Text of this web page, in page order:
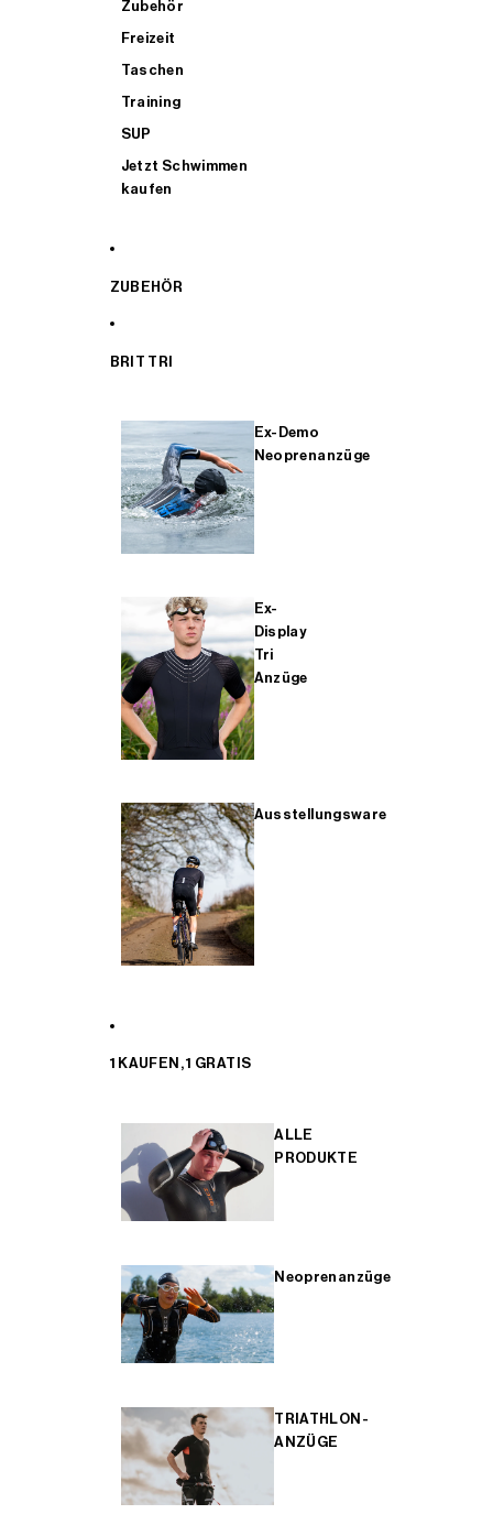
Zubehör
Freizeit
Taschen
Training
SUP
Jetzt Schwimmen
kaufen
ZUBEHÖR
BRIT TRI
Ex-Demo
Neoprenanzüge
Ex-
Display
Tri
Anzüge
Ausstellungsware
1 KAUFEN, 1 GRATIS
ALLE
PRODUKTE
Neoprenanzüge
TRIATHLON-
ANZÜGE